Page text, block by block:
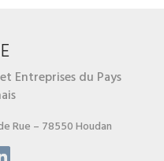
Entreprises du Pays
Rue – 78550 Houdan